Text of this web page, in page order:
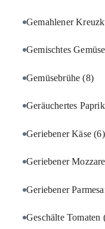
Gemahlener
Gemischtes
Gemüsebrühe(8)
Geräuchertes
Geriebener Käse(6)
Geriebener
Geriebener
Geschälte Tomaten